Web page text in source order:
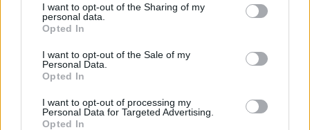
I want to opt-out of the Sharing of my
personal data.
Opted In
I want to opt-out of the Sale of my
Personal Data.
Opted In
I want to opt-out of processing my
Personal Data for Targeted Advertising.
Opted In
Επιστήμη
Από τον Άρη μέχρι το μέλλον: Τι ψάχνουμε
πραγματικά στο διάστημα
31.03.26